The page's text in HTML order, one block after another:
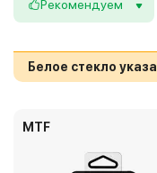
Рекомендуем
Белое стекло
MTF